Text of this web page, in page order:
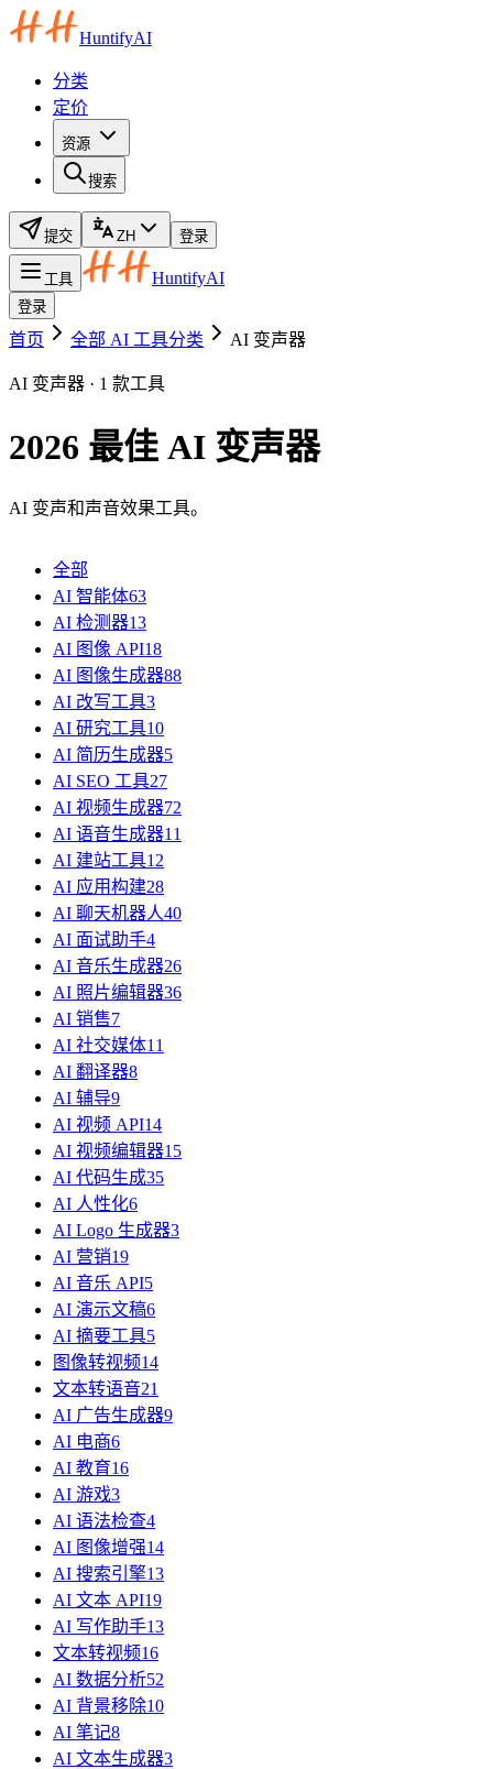
HuntifyAI
分类
定价
资源
搜索
提交 ZH 登录
工具 HuntifyAI
登录
首页 全部 AI 工具分类 AI 变声器
AI 变声器 · 1 款工具
2026 最佳 AI 变声器
AI 变声和声音效果工具。
全部
AI 智能体63
AI 检测器13
AI 图像 API18
AI 图像生成器88
AI 改写工具3
AI 研究工具10
AI 简历生成器5
AI SEO 工具27
AI 视频生成器72
AI 语音生成器11
AI 建站工具12
AI 应用构建28
AI 聊天机器人40
AI 面试助手4
AI 音乐生成器26
AI 照片编辑器36
AI 销售7
AI 社交媒体11
AI 翻译器8
AI 辅导9
AI 视频 API14
AI 视频编辑器15
AI 代码生成35
AI 人性化6
AI Logo 生成器3
AI 营销19
AI 音乐 API5
AI 演示文稿6
AI 摘要工具5
图像转视频14
文本转语音21
AI 广告生成器9
AI 电商6
AI 教育16
AI 游戏3
AI 语法检查4
AI 图像增强14
AI 搜索引擎13
AI 文本 API19
AI 写作助手13
文本转视频16
AI 数据分析52
AI 背景移除10
AI 笔记8
AI 文本生成器3